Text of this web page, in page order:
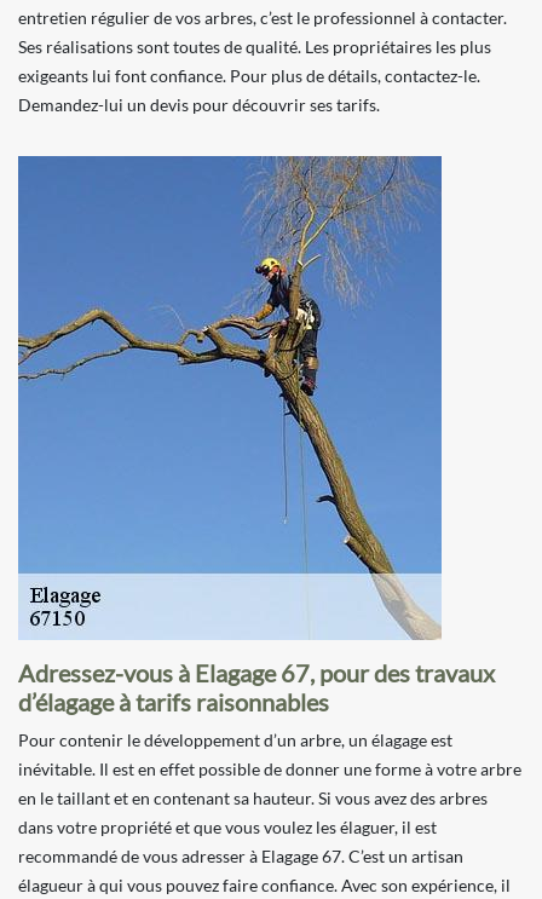
entretien régulier de vos arbres, c’est le professionnel à contacter.
Ses réalisations sont toutes de qualité. Les propriétaires les plus
exigeants lui font confiance. Pour plus de détails, contactez-le.
Demandez-lui un devis pour découvrir ses tarifs.
Adressez-vous à Elagage 67, pour des travaux
d’élagage à tarifs raisonnables
Pour contenir le développement d’un arbre, un élagage est
inévitable. Il est en effet possible de donner une forme à votre arbre
en le taillant et en contenant sa hauteur. Si vous avez des arbres
dans votre propriété et que vous voulez les élaguer, il est
recommandé de vous adresser à Elagage 67. C’est un artisan
élagueur à qui vous pouvez faire confiance. Avec son expérience, il